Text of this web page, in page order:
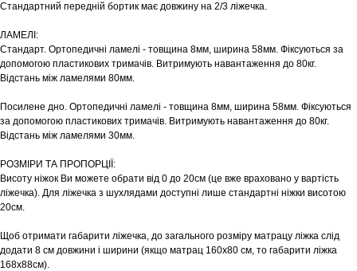
Стандартний передній бортик має довжину на 2/3 ліжечка.
ЛАМЕЛІ:
Стандарт. Ортопедичні ламелі - товщина 8мм, ширина 58мм. Фіксуються за
допомогою пластикових тримачів. Витримують навантаження до 80кг.
Відстань між ламелями 80мм.
Посилене дно. Ортопедичні ламелі - товщина 8мм, ширина 58мм. Фіксуються
за допомогою пластикових тримачів. Витримують навантаження до 80кг.
Відстань між ламелями 30мм.
РОЗМІРИ ТА ПРОПОРЦІЇ:
Висоту ніжок Ви можете обрати від 0 до 20см (це вже враховано у вартість
ліжечка). Для ліжечка з шухлядами доступні лише стандартні ніжки висотою
20см.
Щоб отримати габарити ліжечка, до загального розміру матрацу ліжка слід
додати 8 см довжини і ширини (якщо матрац 160х80 см, то габарити ліжка
168х88см).